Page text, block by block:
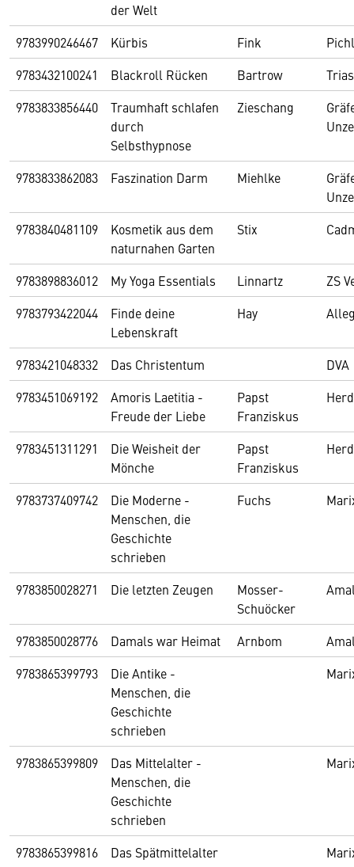
der Welt
9783990246467 Kürbis Fink
9783432100241
Blackroll Rücken Bartrow
Trias
9783833856440
Traumhaft schlafen
durch
Selbsthypnose
Zieschang
9783833862083 Faszination Darm Miehlke
9783840481109
Kosmetik aus dem
naturnahen Garten
Stix
9783898836012 My Yoga Essentials Linnartz
ZS
9783793422044
Finde deine
Lebenskraft
Hay
9783421048332 Das Christentum
DVA
9783451069192
Amoris Laetitia -
Freude der Liebe
Papst
Franziskus
9783451311291
Die Weisheit der
Mönche
Papst
Franziskus
9783737409742
Die Moderne -
Menschen, die
Geschichte
schrieben
Fuchs
9783850028271 Die letzten Zeugen
Mosser-
Schuöcker
9783850028776 Damals war Heimat Arnbom
9783865399793
Die Antike -
Menschen, die
Geschichte
schrieben
9783865399809
Das Mittelalter -
Menschen, die
Geschichte
schrieben
9783865399816
Das Spätmittelalter